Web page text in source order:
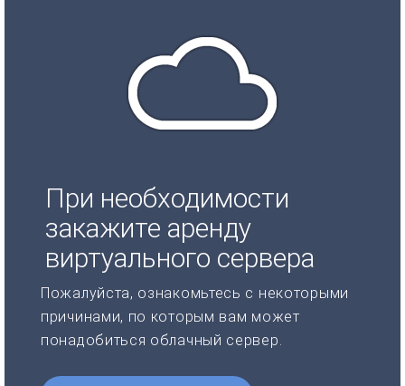
При необходимости
закажите аренду
виртуального сервера
Пожалуйста, ознакомьтесь с некоторыми
причинами, по которым вам может
понадобиться облачный сервер.